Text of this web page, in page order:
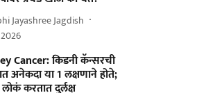
Jayashree Jagdish
Cancer: किडनी कॅन्सरची
अनेकदा या 1 लक्षणाने होते;
करतात दुर्लक्ष